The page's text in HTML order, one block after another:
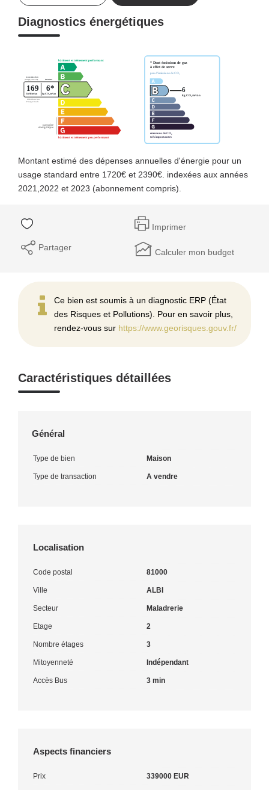
Diagnostics énergétiques
Montant estimé des dépenses annuelles d'énergie pour un
usage standard entre 1720€ et 2390€. indexées aux années
2021,2022 et 2023 (abonnement compris).
Imprimer
Partager Calculer mon budget
Ce bien est soumis à un diagnostic ERP (État
des Risques et Pollutions). Pour en savoir plus,
rendez-vous sur https://www.georisques.gouv.fr/
Caractéristiques détaillées
Général
Type de bien Maison
Type de transaction A vendre
Localisation
Code postal 81000
Ville ALBI
Secteur Maladrerie
Etage 2
Nombre étages 3
Mitoyenneté Indépendant
Accès Bus 3 min
Aspects financiers
Prix 339000 EUR